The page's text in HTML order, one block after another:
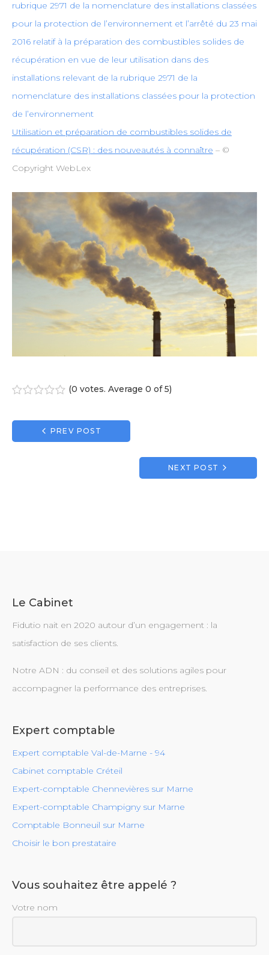
rubrique 2971 de la nomenclature des installations classées
pour la protection de l’environnement et l’arrêté du 23 mai
2016 relatif à la préparation des combustibles solides de
récupération en vue de leur utilisation dans des
installations relevant de la rubrique 2971 de la
nomenclature des installations classées pour la protection
de l’environnement
Utilisation et préparation de combustibles solides de
récupération (CSR) : des nouveautés à connaître – ©
Copyright WebLex
(0 votes. Average 0 of 5)
Navigation
de
PREV POST
NEXT POST
Le Cabinet
Fidutio nait en 2020 autour d’un engagement : la
satisfaction de ses clients.
Notre ADN : du conseil et des solutions agiles pour
accompagner la performance des entreprises.
Expert comptable
Expert comptable Val-de-Marne - 94
Cabinet comptable Créteil
Expert-comptable Chennevières sur Marne
Expert-comptable Champigny sur Marne
Comptable Bonneuil sur Marne
Choisir le bon prestataire
Vous souhaitez être appelé ?
Votre nom